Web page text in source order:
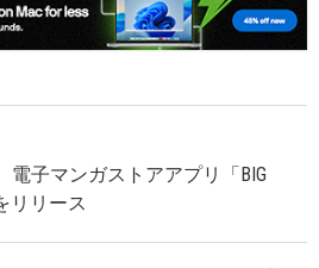
電子マンガストアアプリ「BIG
リリース